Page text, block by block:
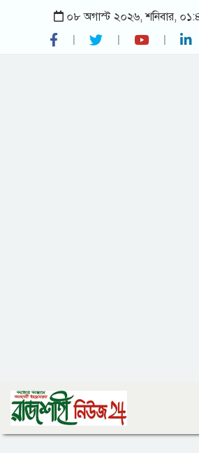
০৮ অগাস্ট ২০২৬, শনিবার,